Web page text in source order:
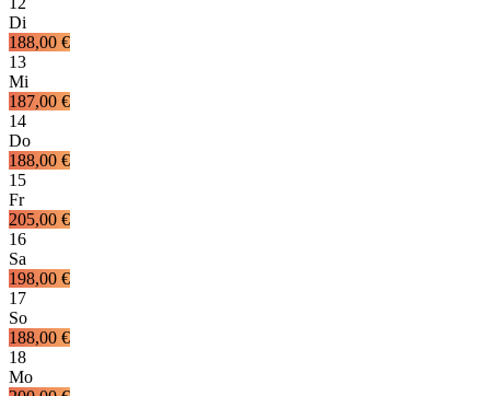
Di
188,00 €
13
Mi
187,00 €
14
Do
188,00 €
15
Fr
205,00 €
16
Sa
198,00 €
17
So
188,00 €
18
Mo